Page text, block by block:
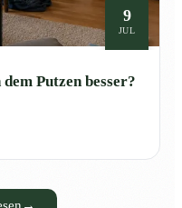
9
JUL
Putzen besser?